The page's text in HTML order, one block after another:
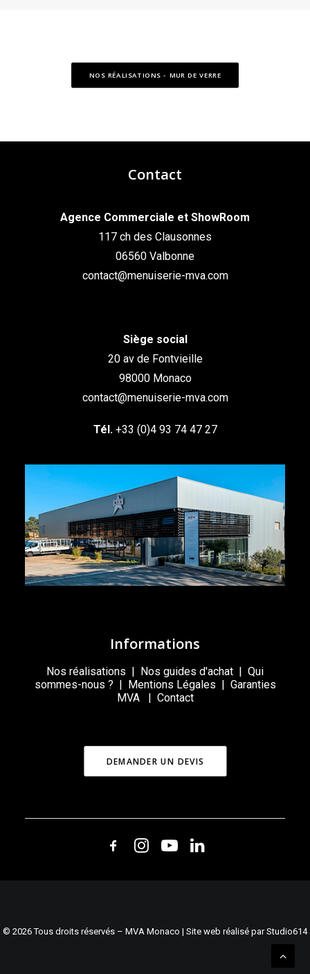
NOS RÉALISATIONS - MUR DE VERRE
Contact
Agence Commerciale et ShowRoom
117 ch des Clausonnes
06560 Valbonne
contact@menuiserie-mva.com
Siège social
20 av de Fontvieille
98000 Monaco
contact@menuiserie-mva.com
Tél. +33 (0)4 93 74 47 27
Informations
Nos réalisations | Nos guides d'achat | Qui
sommes-nous ? | Mentions Légales | Garanties
MVA
| Contact
DEMANDER UN DEVIS
© 2026 Tous droits réservés – MVA Monaco | Site web réalisé par Studio614